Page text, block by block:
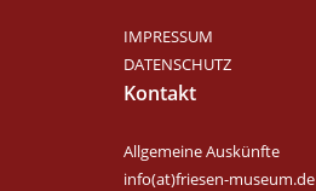
IMPRESSUM
DATENSCHUTZ
Kontakt
Allgemeine Auskünfte
info(at)friesen-museum.de